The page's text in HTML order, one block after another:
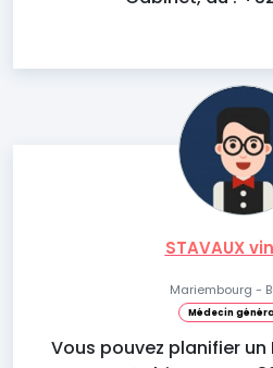
STAVAUX
Mariembourg -
Médecin
Vous pouvez planifier un